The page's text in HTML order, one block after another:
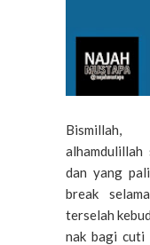
Bismillah,
dan yang
break
terselah
nak bagi cuti